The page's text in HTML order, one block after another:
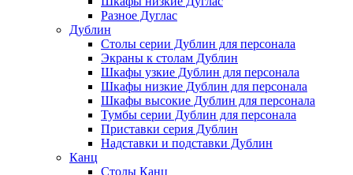
Разное Дуглас
Дублин
Столы серии Дублин для персонала
Экраны к столам Дублин
Шкафы узкие Дублин для персонала
Шкафы низкие Дублин для персонала
Шкафы высокие Дублин для персонала
Тумбы серии Дублин для персонала
Приставки серия Дублин
Надставки и подставки Дублин
Канц
Столы Канц